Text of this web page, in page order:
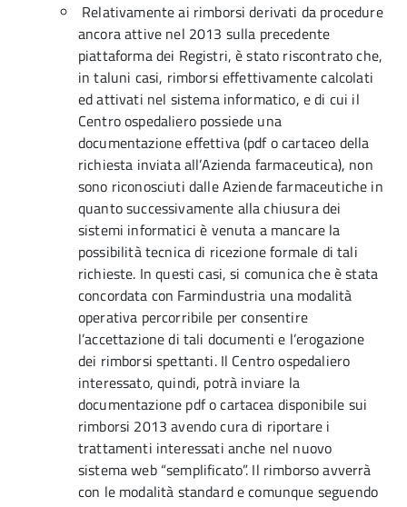
Relativamente ai rimborsi derivati da procedure
ancora attive nel 2013 sulla precedente
piattaforma dei Registri, è stato riscontrato che,
in taluni casi, rimborsi effettivamente calcolati
ed attivati nel sistema informatico, e di cui il
Centro ospedaliero possiede una
documentazione effettiva (pdf o cartaceo della
richiesta inviata all’Azienda farmaceutica), non
sono riconosciuti dalle Aziende farmaceutiche in
quanto successivamente alla chiusura dei
sistemi informatici è venuta a mancare la
possibilità tecnica di ricezione formale di tali
richieste. In questi casi, si comunica che è stata
concordata con Farmindustria una modalità
operativa percorribile per consentire
l’accettazione di tali documenti e l’erogazione
dei rimborsi spettanti. Il Centro ospedaliero
interessato, quindi, potrà inviare la
documentazione pdf o cartacea disponibile sui
rimborsi 2013 avendo cura di riportare i
trattamenti interessati anche nel nuovo
sistema web “semplificato”. Il rimborso avverrà
con le modalità standard e comunque seguendo